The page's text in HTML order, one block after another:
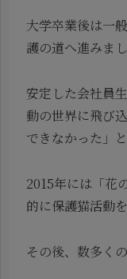
大学卒業後は一
護の道へ進みまし
安定した会社員
動の世界に飛び
できなかった」
2015年には「花
的に保護猫活動を
その後、数多く